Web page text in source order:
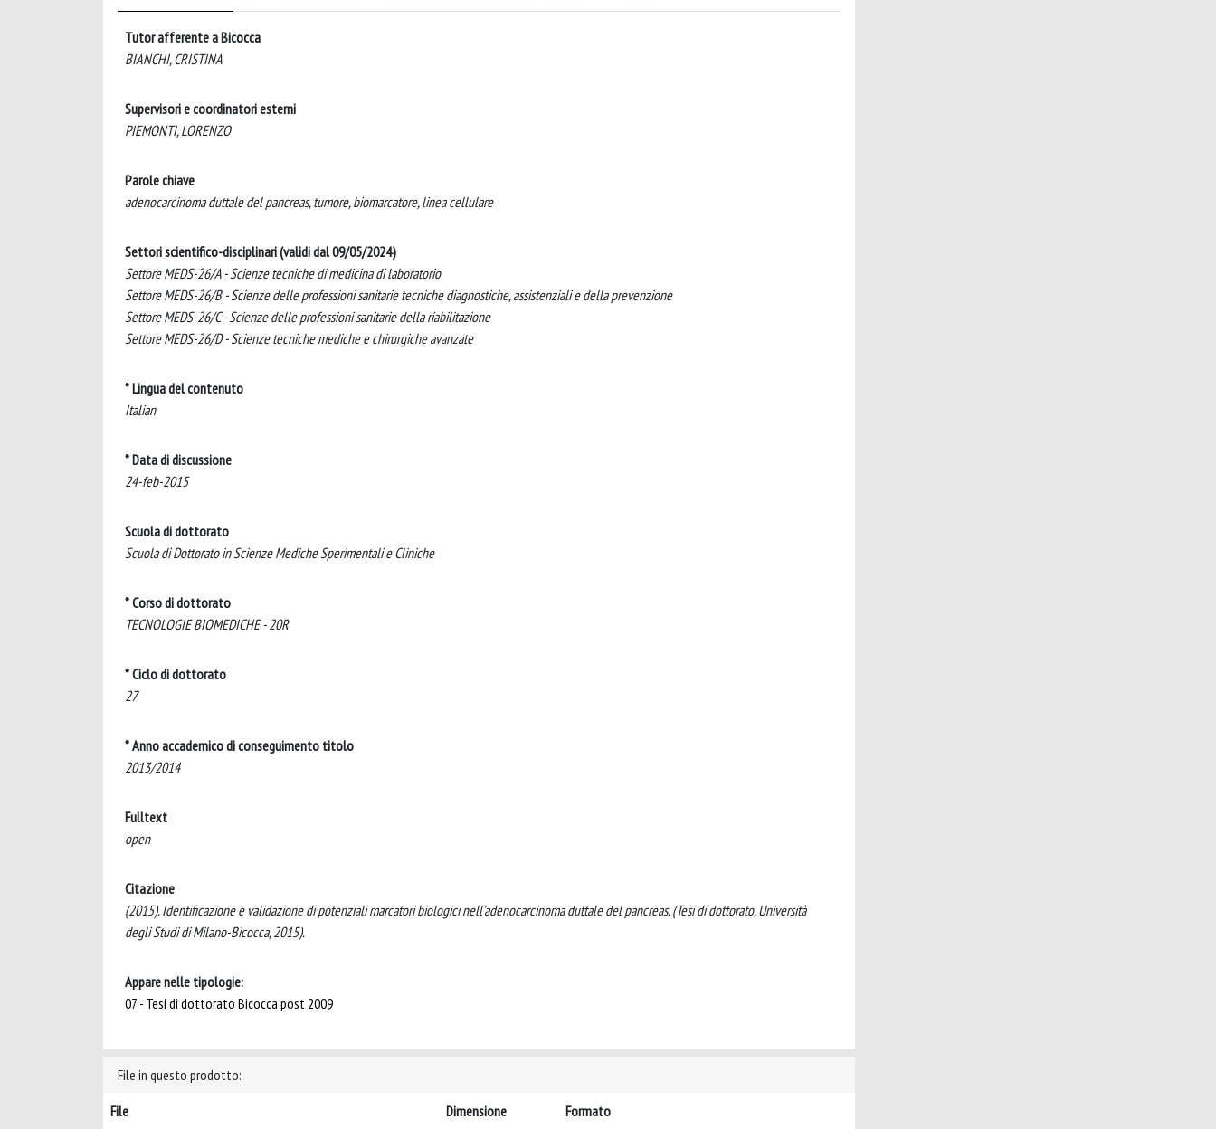
Tutor afferente a Bicocca
BIANCHI, CRISTINA
Supervisori e coordinatori esterni
PIEMONTI, LORENZO
Parole chiave
adenocarcinoma duttale del pancreas, tumore, biomarcatore, linea cellulare
Settori scientifico-disciplinari (validi dal 09/05/2024)
Settore MEDS-26/A - Scienze tecniche di medicina di laboratorio
Settore MEDS-26/B - Scienze delle professioni sanitarie tecniche diagnostiche, assistenziali e della prevenzione
Settore MEDS-26/C - Scienze delle professioni sanitarie della riabilitazione
Settore MEDS-26/D - Scienze tecniche mediche e chirurgiche avanzate
* Lingua del contenuto
Italian
* Data di discussione
24-feb-2015
Scuola di dottorato
Scuola di Dottorato in Scienze Mediche Sperimentali e Cliniche
* Corso di dottorato
TECNOLOGIE BIOMEDICHE - 20R
* Ciclo di dottorato
27
* Anno accademico di conseguimento titolo
2013/2014
Fulltext
open
Citazione
(2015). Identificazione e validazione di potenziali marcatori biologici nell’adenocarcinoma duttale del pancreas. (Tesi di dottorato, Università
degli Studi di Milano-Bicocca, 2015).
Appare nelle tipologie:
07 - Tesi di dottorato Bicocca post 2009
File in questo prodotto:
File
Dimensione Formato